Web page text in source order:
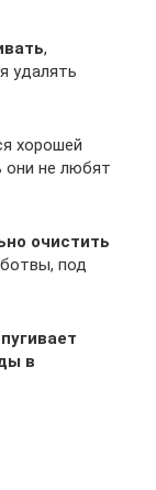
,
удалять
хорошей
они не любят
очистить
под
в